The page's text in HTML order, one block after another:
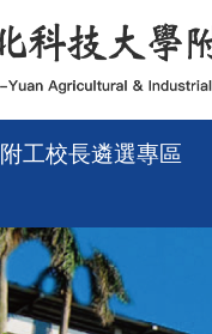
附工校長遴選專區